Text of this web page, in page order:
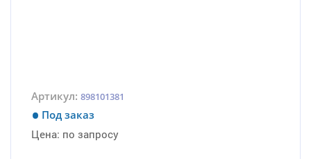
Артикул: 898101381
Под заказ
Цена: по запросу